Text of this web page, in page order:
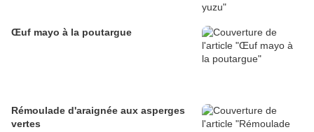
Œuf mayo à la poutargue
Rémoulade d'araignée aux asperges
vertes